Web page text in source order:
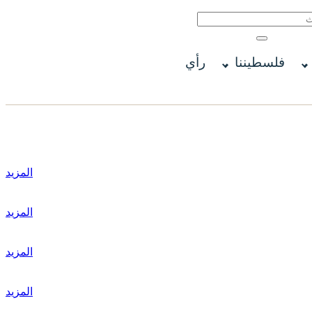
فلسطيننا رأي
المزيد
المزيد
المزيد
المزيد